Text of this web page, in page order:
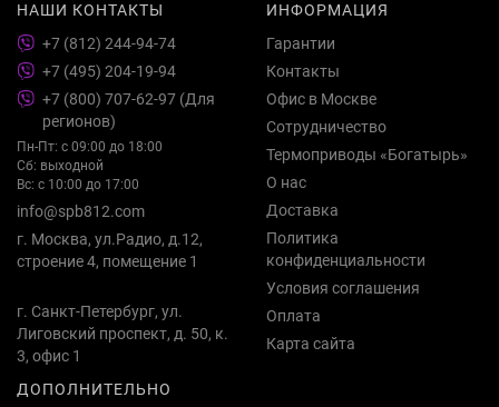
НАШИ КОНТАКТЫ
+7 (812) 244-94-74
+7 (495) 204-19-94
+7 (800) 707-62-97 (Для
регионов)
Пн-Пт: с 09:00 до 18:00
Сб: выходной
Вс: с 10:00 до 17:00
info@spb812.com
г. Москва, ул.Радио, д.12,
строение 4, помещение 1
г. Санкт-Петербург, ул.
Лиговский проспект, д. 50, к.
3, офис 1
ИНФОРМАЦИЯ
Гарантии
Контакты
Офис в Москве
Сотрудничество
Термоприводы «Богатырь»
О нас
Доставка
Политика
конфиденциальности
Условия соглашения
Оплата
Карта сайта
ДОПОЛНИТЕЛЬНО